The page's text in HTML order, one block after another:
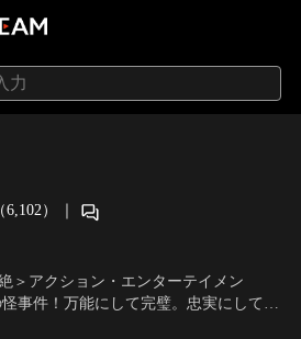
（6,102） ｜
＞アクション・エンターテイメン
事件！万能にして完璧。忠実にして無